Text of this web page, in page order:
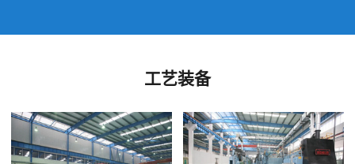
工艺装备